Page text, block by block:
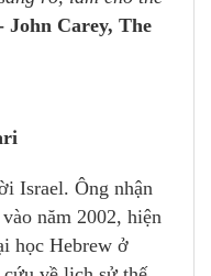
John Carey, The
Israel. Ông nhận
năm 2002, hiện
học Hebrew ở